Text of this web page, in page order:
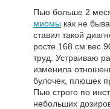
Пью больше 2
миомы как не
ставил такой
росте 168 см вес
труд. Устраиваю
изменила
булочек, плюшек
Пью строго по
небольших